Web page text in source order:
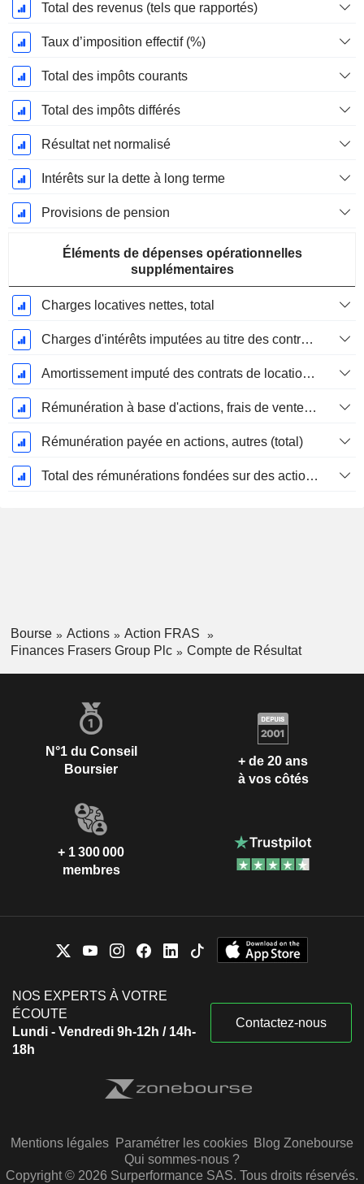
Total des revenus (tels que rapportés)
Taux d’imposition effectif (%)
Total des impôts courants
Total des impôts différés
Résultat net normalisé
Intérêts sur la dette à long terme
Provisions de pension
Éléments de dépenses opérationnelles
supplémentaires
Charges locatives nettes, total
Charges d'intérêts imputées au titre des contrats de location
Amortissement imputé des contrats de location simple
Rémunération à base d'actions, frais de vente et d'administration (total)
Rémunération payée en actions, autres (total)
Total des rémunérations fondées sur des actions
Bourse Actions
Action FRAS
Finances Frasers Group Plc
Compte de Résultat
N°1 du Conseil
Boursier
+ de 20 ans
à vos côtés
+ 1 300 000
membres
NOS EXPERTS À VOTRE
ÉCOUTE
Lundi - Vendredi 9h-12h / 14h-
18h
Contactez-nous
Mentions légales Paramétrer les cookies Blog Zonebourse
Qui sommes-nous ?
Copyright © 2026 Surperformance SAS. Tous droits réservés.